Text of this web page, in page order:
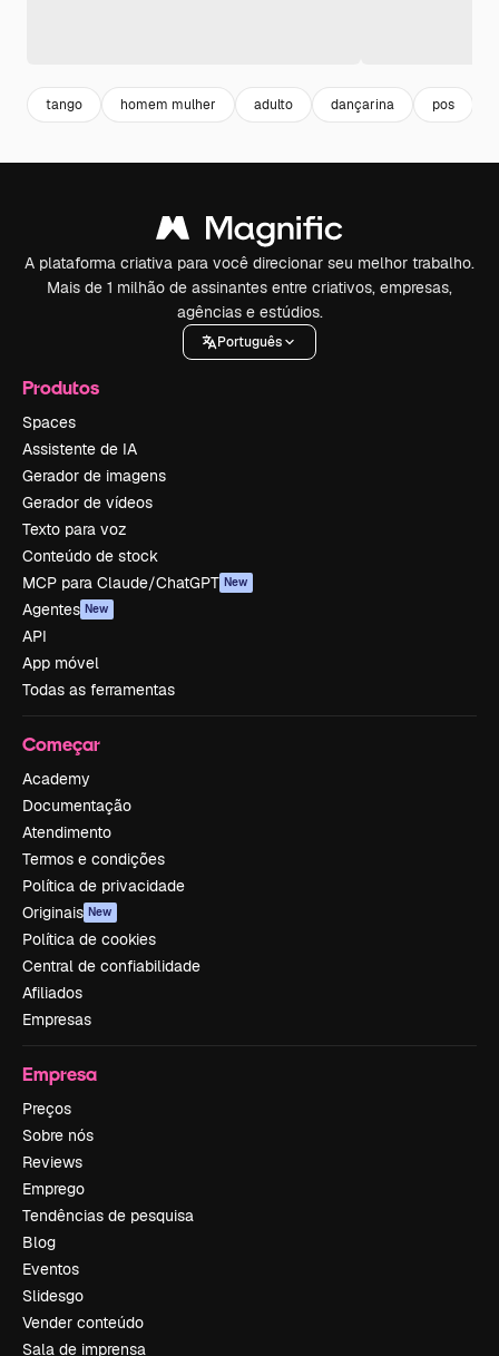
tango homem mulher adulto dançarina pos
A plataforma criativa para você direcionar seu melhor trabalho.
Mais de 1 milhão de assinantes entre criativos, empresas,
agências e estúdios.
Português
Produtos
Spaces
Assistente de IA
Gerador de imagens
Gerador de vídeos
Texto para voz
Conteúdo de stock
MCP para Claude/ChatGPT New
Agentes New
API
App móvel
Todas as ferramentas
Começar
Academy
Documentação
Atendimento
Termos e condições
Política de privacidade
Originais New
Política de cookies
Central de confiabilidade
Afiliados
Empresas
Empresa
Preços
Sobre nós
Reviews
Emprego
Tendências de pesquisa
Blog
Eventos
Slidesgo
Vender conteúdo
Sala de imprensa